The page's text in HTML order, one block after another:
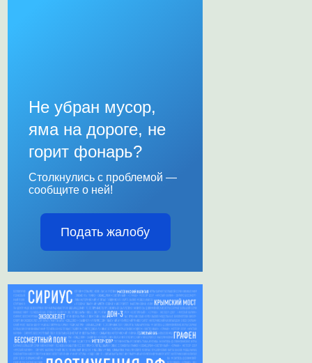
Не убран мусор,
яма на дороге, не
горит фонарь?
Столкнулись с проблемой —
сообщите о ней!
Подать жалобу